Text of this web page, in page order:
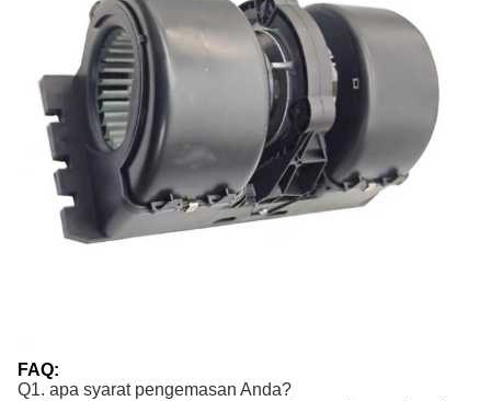
FAQ:
Q1. apa syarat pengemasan Anda?